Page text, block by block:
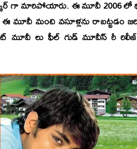
గా మారిపోయారు. ఈ మూవీ 2006 లో
ఈ మూవీ మంచి వసూళ్లను రాబట్టడం
మూవీ లు ఫీల్ గుడ్ మూవీస్ రీ